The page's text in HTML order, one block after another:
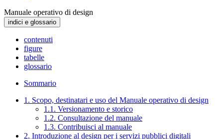
Manuale operativo di design
indici e glossario
contenuti
figure
tabelle
glossario
Sommario
1. Scopo, destinatari e uso del Manuale operativo di design
1.1. Versionamento e storico
1.2. Consultazione del manuale
1.3. Contribuisci al manuale
2. Introduzione al design per i servizi pubblici digitali